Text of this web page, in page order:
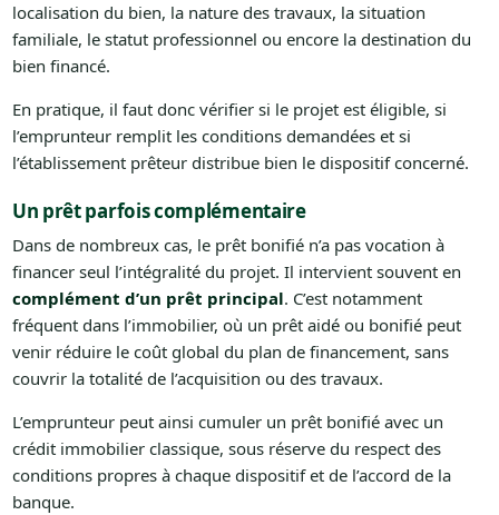
localisation du bien, la nature des travaux, la situation
familiale, le statut professionnel ou encore la destination du
bien financé.
En pratique, il faut donc vérifier si le projet est éligible, si
l’emprunteur remplit les conditions demandées et si
l’établissement prêteur distribue bien le dispositif concerné.
Un prêt parfois complémentaire
Dans de nombreux cas, le prêt bonifié n’a pas vocation à
financer seul l’intégralité du projet. Il intervient souvent en
complément d’un prêt principal. C’est notamment
fréquent dans l’immobilier, où un prêt aidé ou bonifié peut
venir réduire le coût global du plan de financement, sans
couvrir la totalité de l’acquisition ou des travaux.
L’emprunteur peut ainsi cumuler un prêt bonifié avec un
crédit immobilier classique, sous réserve du respect des
conditions propres à chaque dispositif et de l’accord de la
banque.